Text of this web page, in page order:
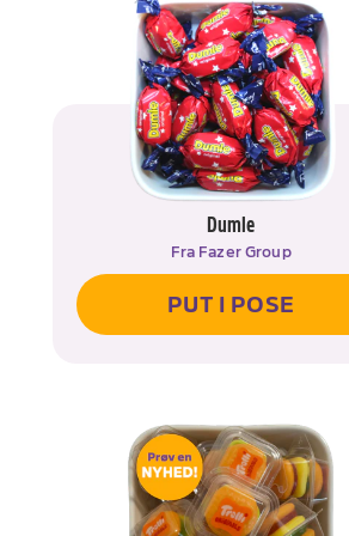
Dumle
Fra Fazer Group
PUT I POSE